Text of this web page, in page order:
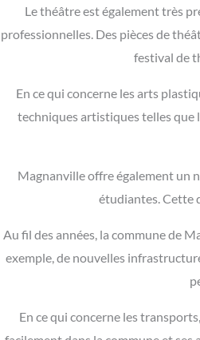
Le théâtre est également très
professionnelles. Des pièces de
festival de
En ce qui concerne les arts
techniques artistiques telles que
Magnanville offre également un
étudiantes. Cette
Au fil des années, la commune de
exemple, de nouvelles
En ce qui concerne les